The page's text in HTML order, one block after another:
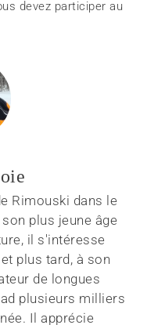
devez participer au
Rimouski dans le
plus jeune âge
il s'intéresse
plus tard, à son
de longues
plusieurs milliers
Il apprécie